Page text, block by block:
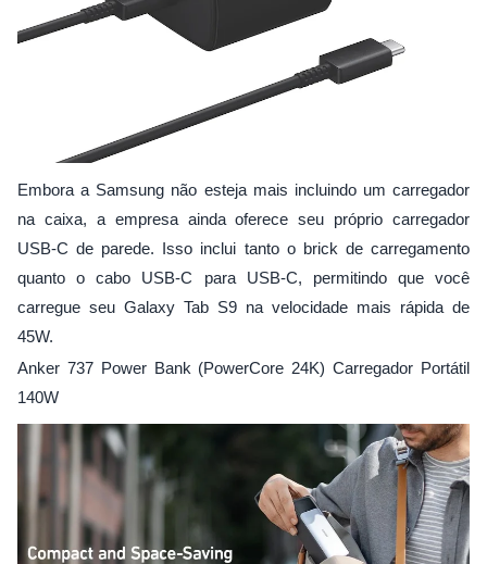
Embora a Samsung não esteja mais incluindo um carregador
na caixa, a empresa ainda oferece seu próprio carregador
USB-C de parede. Isso inclui tanto o brick de carregamento
quanto o cabo USB-C para USB-C, permitindo que você
carregue seu Galaxy Tab S9 na velocidade mais rápida de
45W.
Anker 737 Power Bank (PowerCore 24K) Carregador Portátil
140W